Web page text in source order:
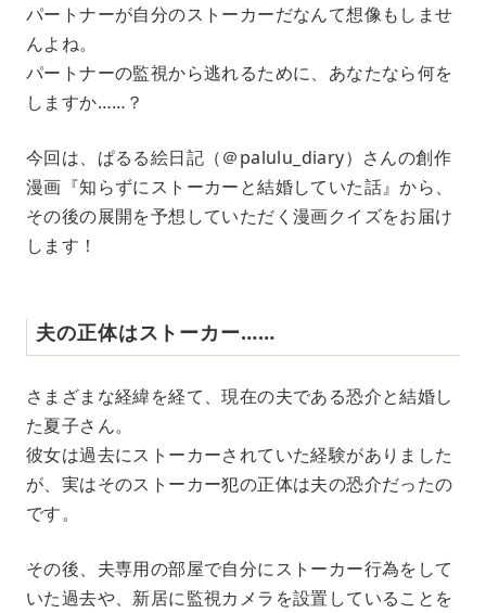
u
e
パートナーが自分のストーカーだなんて想像もしませ
んよね。
パートナーの監視から逃れるために、あなたなら何を
しますか……？
今回は、ぱるる絵日記（＠palulu_diary）さんの創作
漫画『知らずにストーカーと結婚していた話』から、
その後の展開を予想していただく漫画クイズをお届け
します！
夫の正体はストーカー……
さまざまな経緯を経て、現在の夫である恐介と結婚し
た夏子さん。
彼女は過去にストーカーされていた経験がありました
が、実はそのストーカー犯の正体は夫の恐介だったの
です。
その後、夫専用の部屋で自分にストーカー行為をして
いた過去や、新居に監視カメラを設置していることを